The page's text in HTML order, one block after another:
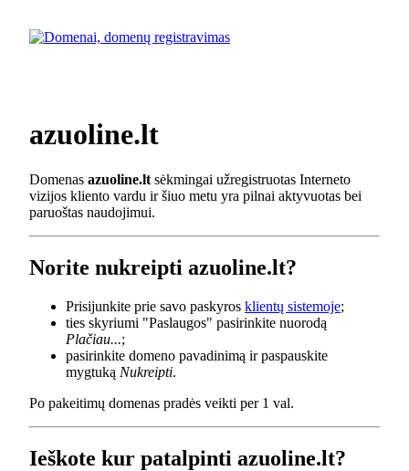
azuoline.lt
Domenas azuoline.lt sėkmingai užregistruotas Interneto
vizijos kliento vardu ir šiuo metu yra pilnai aktyvuotas bei
paruoštas naudojimui.
Norite nukreipti azuoline.lt?
Prisijunkite prie savo paskyros klientų sistemoje;
ties skyriumi "Paslaugos" pasirinkite nuorodą
Plačiau...;
pasirinkite domeno pavadinimą ir paspauskite
mygtuką Nukreipti.
Po pakeitimų domenas pradės veikti per 1 val.
Ieškote kur patalpinti azuoline.lt?